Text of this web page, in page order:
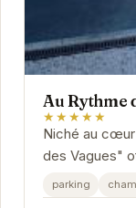
Au Rythme
★★★★★
Niché au
des Vagues"
de la plage.
parking